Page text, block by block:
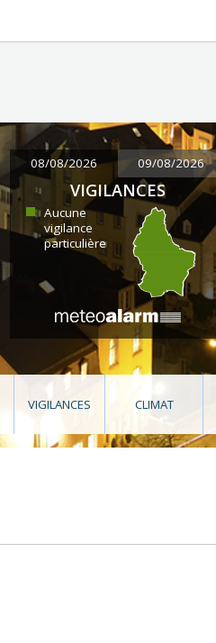
08/08/2026 09/08/2026
VIGILANCES
Aucune
vigilance
particulière
VIGILANCES CLIMAT